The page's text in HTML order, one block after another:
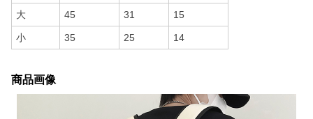
大 45 31 15
小 35 25 14
商品画像